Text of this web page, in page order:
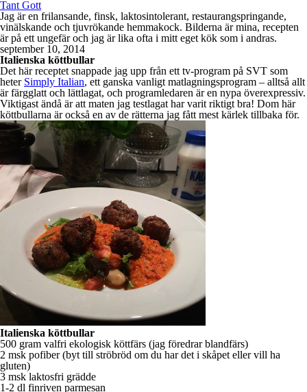
Tant Gott
Jag är en frilansande, finsk, laktosintolerant, restaurangspringande,
vinälskande och tjuvrökande hemmakock. Bilderna är mina, recepten
är på ett ungefär och jag är lika ofta i mitt eget kök som i andras.
september 10, 2014
Italienska köttbullar
Det här receptet snappade jag upp från ett tv-program på SVT som
heter Simply Italian, ett ganska vanligt matlagningsprogram – alltså allt
är färgglatt och lättlagat, och programledaren är en nypa överexpressiv.
Viktigast ändå är att maten jag testlagat har varit riktigt bra! Dom här
köttbullarna är också en av de rätterna jag fått mest kärlek tillbaka för.
Italienska köttbullar
500 gram valfri ekologisk köttfärs (jag föredrar blandfärs)
2 msk pofiber (byt till ströbröd om du har det i skåpet eller vill ha
gluten)
3 msk laktosfri grädde
1-2 dl finriven parmesan